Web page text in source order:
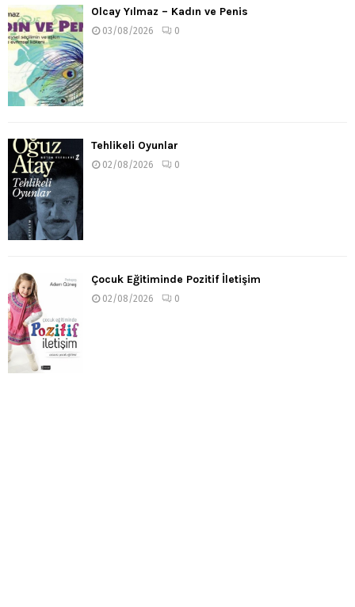
Olcay Yılmaz – Kadın ve Penis
03/08/2026 0
Tehlikeli Oyunlar
02/08/2026 0
Çocuk Eğitiminde Pozitif İletişim
02/08/2026 0